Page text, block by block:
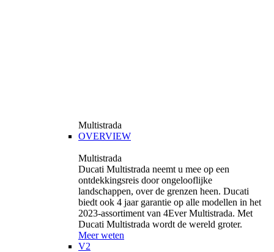
Multistrada
OVERVIEW
Multistrada
Ducati Multistrada neemt u mee op een
ontdekkingsreis door ongelooflijke
landschappen, over de grenzen heen. Ducati
biedt ook 4 jaar garantie op alle modellen in het
2023-assortiment van 4Ever Multistrada. Met
Ducati Multistrada wordt de wereld groter.
Meer weten
V2